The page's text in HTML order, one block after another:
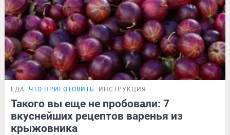
ЕДА ЧТО ПРИГОТОВИТЬ ИНСТРУКЦИЯ
Такого вы еще не пробовали: 7
вкуснейших рецептов варенья из
крыжовника